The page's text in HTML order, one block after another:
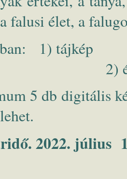
falusi élet, a
1) tájkép
5 db digitális
2022. július